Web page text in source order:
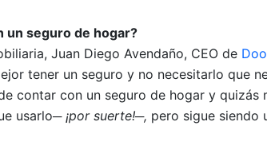
un seguro de hogar?
Juan Diego Avendaño, CEO de
tener un seguro y no necesitarlo que
contar con un seguro de hogar y quizás
usarlo─ ¡por suerte!─, pero sigue siendo